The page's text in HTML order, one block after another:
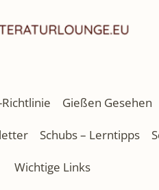
Gießen Gesehen
Schubs – Lerntipps
Wichtige Links